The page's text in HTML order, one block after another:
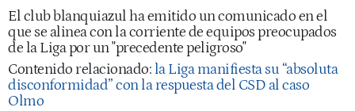
El club blanquiazul ha emitido un comunicado en el
que se alinea con la corriente de equipos preocupados
de la Liga por un "precedente peligroso"
Contenido relacionado: la Liga manifiesta su “absoluta
disconformidad” con la respuesta del CSD al caso
Olmo